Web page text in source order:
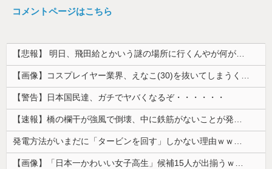
コメントページはこちら
【悲報】 明日、飛田給とかいう謎の場所に行くんやが何があるんや????・・・・・・・・・
【画像】コスプレイヤー業界、えなこ(30)を抜いてしまうくらい人気の22歳の美少女が可愛すぎる
【警告】日本国民達、ガチでヤバくなるぞ・・・・・・
【速報】橋の欄干が強風で倒壊、中に鉄筋がないことが発覚 中国当局「接着剤で固定したので問題ない」
発電方法がいまだに「タービンを回す」しかない理由ｗｗｗｗ
【画像】「日本一かわいい女子高生」候補15人が出揃うｗｗｗｗ